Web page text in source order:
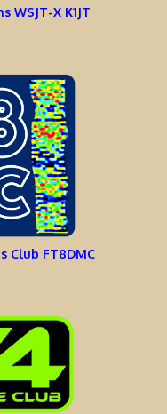
WSJT-X K1JT
Club FT8DMC